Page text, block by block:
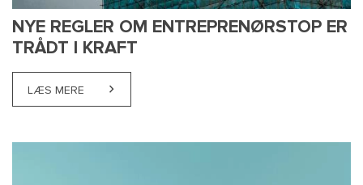
NYE REGLER OM ENTREPRENØRSTOP ER
TRÅDT I KRAFT
LÆS MERE ABOUT NYE REGLER OM ENTREPRENØRSTOP ER